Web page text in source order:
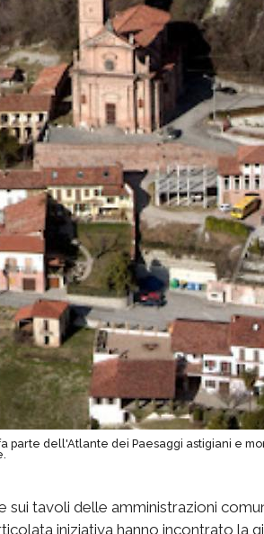
parte dell'Atlante dei Paesaggi astigiani e
tavoli delle amministrazioni
iniziativa hanno incontrato la